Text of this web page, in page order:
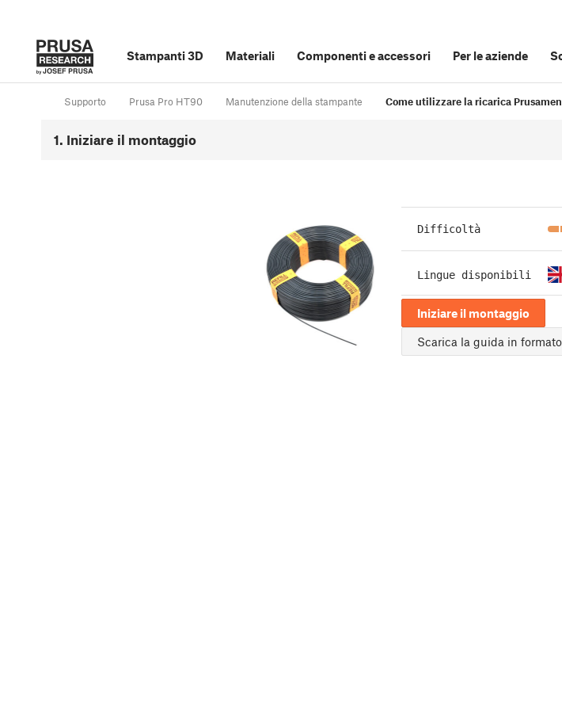
Stampanti 3D Materiali Componenti e accessori Per le aziende
Supporto Prusa Pro HT90 Manutenzione della stampante Come utilizzare la ricarica
1. Iniziare il montaggio
Difficoltà
Lingue disponibili
Iniziare il montaggio
Scarica la guida in